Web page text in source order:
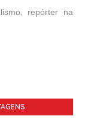
repórter na